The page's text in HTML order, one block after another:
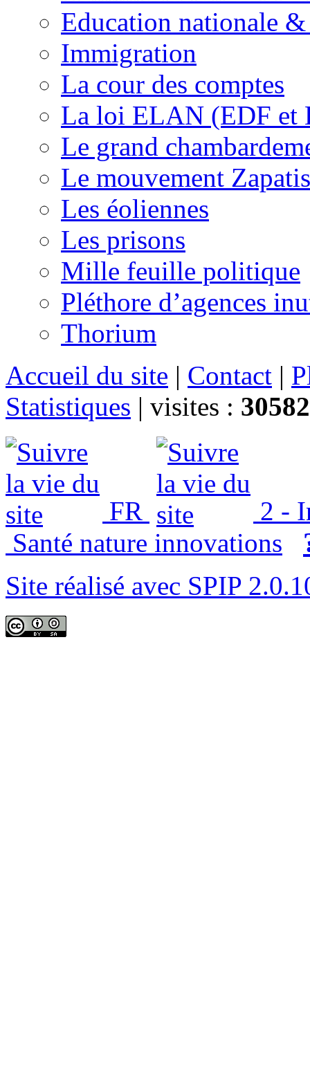
Education nationale
Immigration
La cour des comptes
La loi ELAN (EDF et
Le grand
Le mouvement
Les éoliennes
Les prisons
Mille feuille politique
Pléthore d’agences
Thorium
Accueil du site | Contact |
Statistiques | visites :
FR
2 -
Santé nature innovations
Site réalisé avec SPIP